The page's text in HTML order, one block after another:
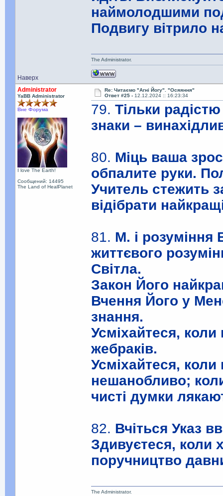
наймолодшими
Подвигу вітрило
Наверх
The Administrator.
Administrator
YaBB Administrator
Вне Форума
I love The Earth!
Сообщений: 14495
The Land of HealPlanet
Re: Читаємо "Агні Йогу". "Осяяння"
Ответ #25 - 12.12.2024 :: 16:23:34
79.Тільки
знаки –
80. Міць ваша
обпалите руки.
Учитель стежить
відібрати
81. М. і
життєвого
Світла.
Закон Його
Вчення Його у
знання.
Усміхайтеся,
жебраків.
Усміхайтеся,
нешанобливо;
чисті думки
82. Вчіться Указ
Здивуєтеся, коли
поручництво
The Administrator.